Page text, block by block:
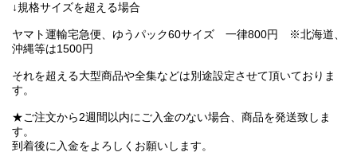
↓規格サイズを超える場合
ヤマト運輸宅急便、ゆうパック60サイズ 一律800円 ※北海道、
沖縄等は1500円
それを超える大型商品や全集などは別途設定させて頂いておりま
す。
★ご注文から2週間以内にご入金のない場合、商品を発送致しま
す。
到着後に入金をよろしくお願いします。